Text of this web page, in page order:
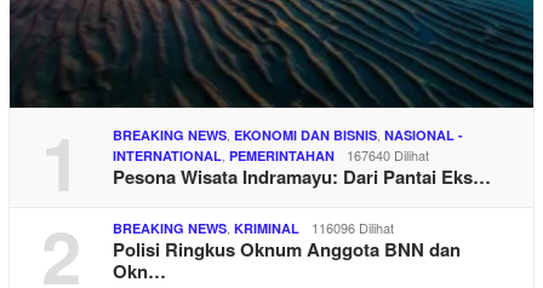
1 BREAKING NEWS EKONOMI DAN BISNIS NASIONAL -
INTERNATIONAL PEMERINTAHAN 167640 Dilihat
Pesona Wisata Indramayu: Dari Pantai Eks…
2 BREAKING NEWS KRIMINAL 116096 Dilihat
Polisi Ringkus Oknum Anggota BNN dan
Okn…